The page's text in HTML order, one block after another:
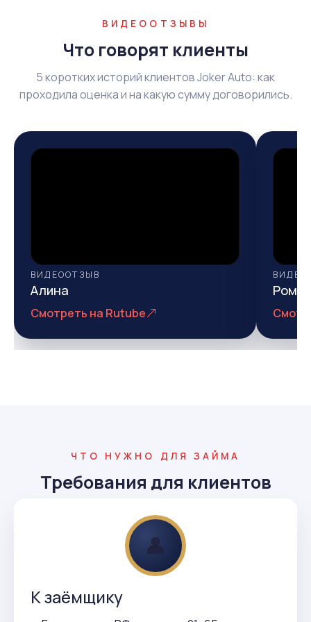
ВИДЕООТЗЫВЫ
Что говорят клиенты
5 коротких историй клиентов Joker Auto: как
проходила оценка и на какую сумму договорились.
ВИДЕООТЗЫВ
Алина
Смотреть на Rutube
ЧТО НУЖНО ДЛЯ ЗАЙМА
Требования для клиентов
👤
К заёмщику